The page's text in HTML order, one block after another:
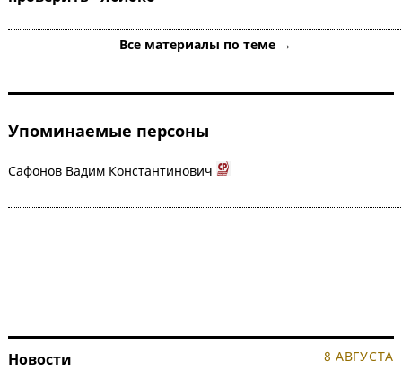
Все материалы по теме →
Упоминаемые персоны
Сафонов Вадим Константинович
Новости 8 АВГУСТА